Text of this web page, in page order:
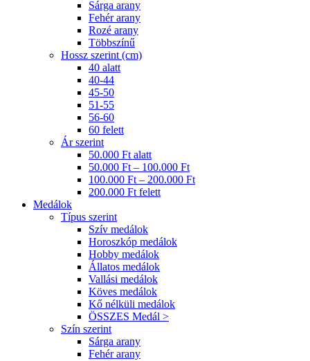
Sárga arany
Fehér arany
Rozé arany
Többszínű
Hossz szerint (cm)
40 alatt
40-44
45-50
51-55
56-60
60 felett
Ár szerint
50.000 Ft alatt
50.000 Ft – 100.000 Ft
100.000 Ft – 200.000 Ft
200.000 Ft felett
Medálok
Típus szerint
Szív medálok
Horoszkóp medálok
Hobby medálok
Állatos medálok
Vallási medálok
Köves medálok
Kő nélküli medálok
ÖSSZES Medál >
Szín szerint
Sárga arany
Fehér arany